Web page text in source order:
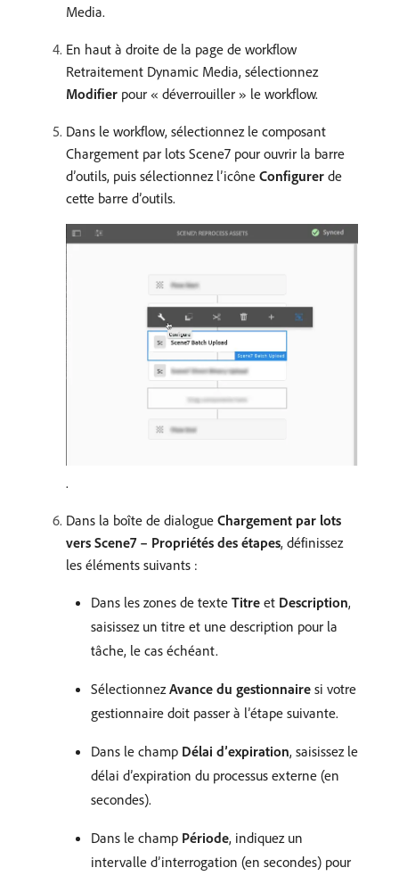
Media.
En haut à droite de la page de workflow
Retraitement Dynamic Media, sélectionnez
Modifier pour « déverrouiller » le workflow.
Dans le workflow, sélectionnez le composant
Chargement par lots Scene7 pour ouvrir la barre
d’outils, puis sélectionnez l’icône Configurer de
cette barre d’outils.
.
Dans la boîte de dialogue Chargement par lots
vers Scene7 – Propriétés des étapes, définissez
les éléments suivants :
Dans les zones de texte Titre et Description,
saisissez un titre et une description pour la
tâche, le cas échéant.
SélectionnezAvance du gestionnaire si votre
gestionnaire doit passer à l’étape suivante.
Dans le champ Délai d’expiration, saisissez le
délai d’expiration du processus externe (en
secondes).
Dans le champ Période, indiquez un
intervalle d’interrogation (en secondes) pour